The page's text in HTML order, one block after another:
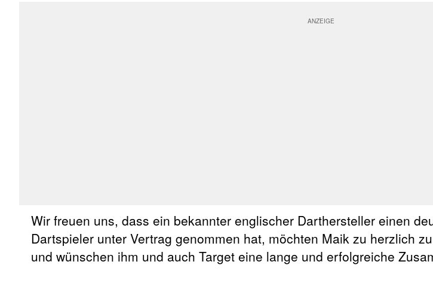
Wir freuen uns, dass ein bekannter englischer Darthersteller einen
Dartspieler unter Vertrag genommen hat, möchten Maik zu herzlich
und wünschen ihm und auch Target eine lange und erfolgreiche